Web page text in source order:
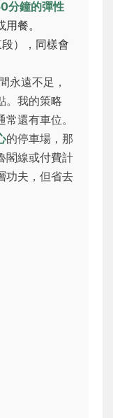
分鐘的彈性
餐。
），同樣會
永遠不足，
。我的策略
還有車位。
的停車場，那
閣線或付費計
功夫，但省去